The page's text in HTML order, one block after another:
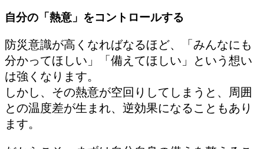
自分の「熱意」をコントロールする
防災意識が高くなればなるほど、「みんなにも
分かってほしい」「備えてほしい」という想い
は強くなります。
しかし、その熱意が空回りしてしまうと、周囲
との温度差が生まれ、逆効果になることもあり
ます。